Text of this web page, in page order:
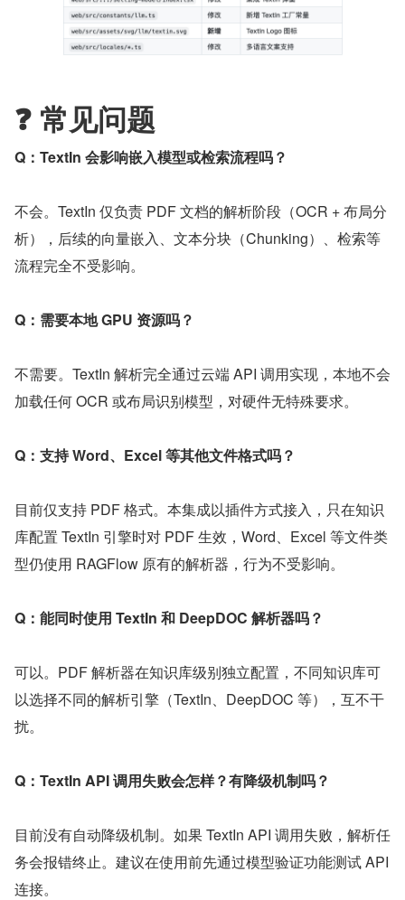
❓ 常见问题
Q：TextIn 会影响嵌入模型或检索流程吗？
不会。TextIn 仅负责 PDF 文档的解析阶段（OCR + 布局分
析），后续的向量嵌入、文本分块（Chunking）、检索等
流程完全不受影响。
Q：需要本地 GPU 资源吗？
不需要。TextIn 解析完全通过云端 API 调用实现，本地不会
加载任何 OCR 或布局识别模型，对硬件无特殊要求。
Q：支持 Word、Excel 等其他文件格式吗？
目前仅支持 PDF 格式。本集成以插件方式接入，只在知识
库配置 TextIn 引擎时对 PDF 生效，Word、Excel 等文件类
型仍使用 RAGFlow 原有的解析器，行为不受影响。
Q：能同时使用 TextIn 和 DeepDOC 解析器吗？
可以。PDF 解析器在知识库级别独立配置，不同知识库可
以选择不同的解析引擎（TextIn、DeepDOC 等），互不干
扰。
Q：TextIn API 调用失败会怎样？有降级机制吗？
目前没有自动降级机制。如果 TextIn API 调用失败，解析任
务会报错终止。建议在使用前先通过模型验证功能测试 API
连接。